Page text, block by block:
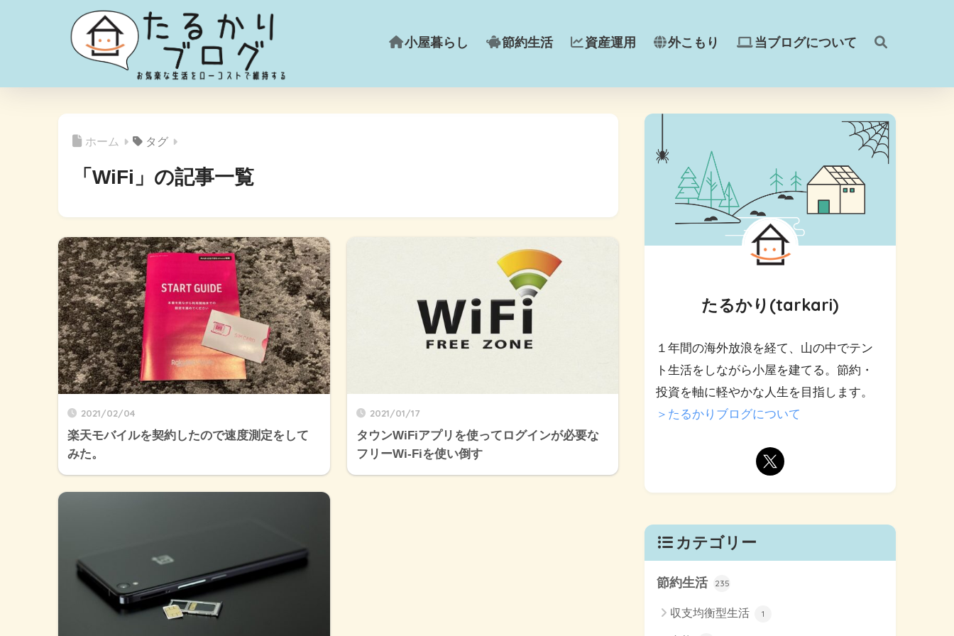
小屋暮らし 節約生活 資産運用 外こもり 当ブログについて
ホーム タグ
「WiFi」の記事一覧
2021/02/04
楽天モバイルを契約したので速度測定をして
みた。
2021/01/17
タウンWiFiアプリを使ってログインが必要な
フリーWi-Fiを使い倒す
たるかり(tarkari)
１年間の海外放浪を経て、山の中でテン
ト生活をしながら小屋を建てる。節約・
投資を軸に軽やかな人生を目指します。
＞たるかりブログについて
カテゴリー
節約生活 235
収支均衡型生活 1